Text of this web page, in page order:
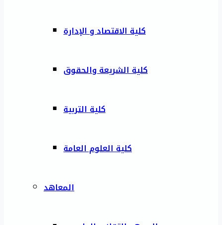
كلية الاقتصاد و الإدارة
كلية الشريعة والحقوق
كلية التربية
كلية العلوم العامة
المعاهد